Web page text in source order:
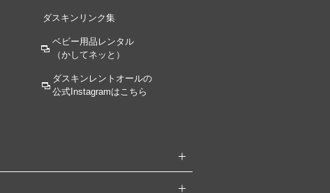
ダスキンリンク集
ベビー用品レンタル
（かしてネッと）
ダスキンレントオールの
公式Instagramはこちら